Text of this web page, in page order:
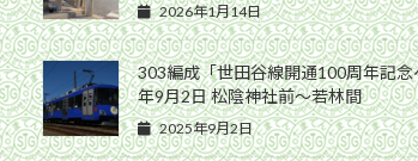
2026年1月14日
303編成「世田谷線開通100周年記
年9月2日 松陰神社前〜若林間
2025年9月2日